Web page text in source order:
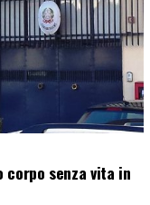
senza vita in